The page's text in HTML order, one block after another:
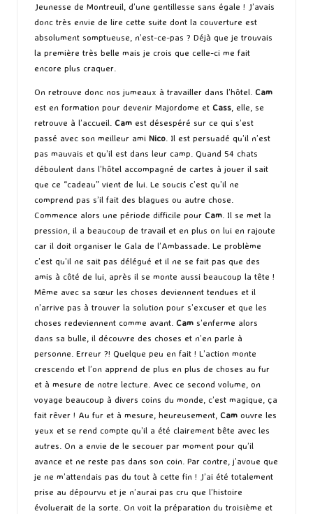
Jeunesse de Montreuil, d’une gentillesse sans égale ! J’avais
donc très envie de lire cette suite dont la couverture est
absolument somptueuse, n’est-ce-pas ? Déjà que je trouvais
la première très belle mais je crois que celle-ci me fait
encore plus craquer.
On retrouve donc nos jumeaux à travailler dans l’hôtel. Cam
est en formation pour devenir Majordome et Cass, elle, se
retrouve à l’accueil. Cam est désespéré sur ce qui s’est
passé avec son meilleur ami Nico. Il est persuadé qu’il n’est
pas mauvais et qu’il est dans leur camp. Quand 54 chats
déboulent dans l’hôtel accompagné de cartes à jouer il sait
que ce “cadeau” vient de lui. Le soucis c’est qu’il ne
comprend pas s’il fait des blagues ou autre chose.
Commence alors une période difficile pour Cam. Il se met la
pression, il a beaucoup de travail et en plus on lui en rajoute
car il doit organiser le Gala de l’Ambassade. Le problème
c’est qu’il ne sait pas délégué et il ne se fait pas que des
amis à côté de lui, après il se monte aussi beaucoup la tête !
Même avec sa sœur les choses deviennent tendues et il
n’arrive pas à trouver la solution pour s’excuser et que les
choses redeviennent comme avant. Cam s’enferme alors
dans sa bulle, il découvre des choses et n’en parle à
personne. Erreur ?! Quelque peu en fait ! L’action monte
crescendo et l’on apprend de plus en plus de choses au fur
et à mesure de notre lecture. Avec ce second volume, on
voyage beaucoup à divers coins du monde, c’est magique, ça
fait rêver ! Au fur et à mesure, heureusement, Cam ouvre les
yeux et se rend compte qu’il a été clairement bête avec les
autres. On a envie de le secouer par moment pour qu’il
avance et ne reste pas dans son coin. Par contre, j’avoue que
je ne m’attendais pas du tout à cette fin ! J’ai été totalement
prise au dépourvu et je n’aurai pas cru que l’histoire
évoluerait de la sorte. On voit la préparation du troisième et